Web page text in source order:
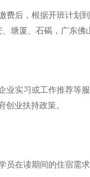
后，根据开班计划
塘厦、石碣，广东佛
实习或工作推荐等
业扶持政策。
在读期间的住宿需求